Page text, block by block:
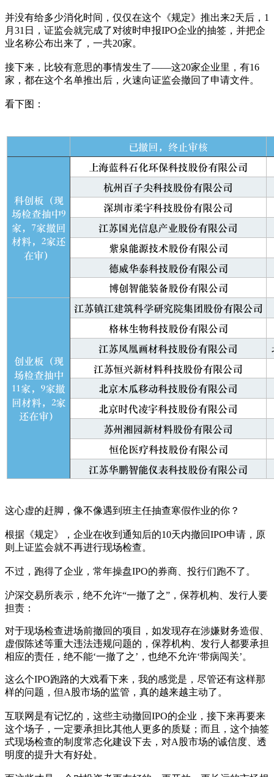
并没有给多少消化时间，仅仅在这个《规定》推出来2天后，1
月31日，证监会就完成了对彼时申报IPO企业的抽签，并把企
业名称公布出来了，一共20家。
接下来，比较有意思的事情发生了——这20家企业里，有16
家，都在这个名单推出后，火速向证监会撤回了申请文件。
看下图：
这心虚的赶脚，像不像遇到班主任抽查寒假作业的你？
根据《规定》，企业在收到通知后的10天内撤回IPO申请，原
则上证监会就不再进行现场检查。
不过，跑得了企业，常年操盘IPO的券商、投行们跑不了。
沪深交易所表示，绝不允许“一撤了之”，保荐机构、发行人要
担责：
对于现场检查进场前撤回的项目，如发现存在涉嫌财务造假、
虚假陈述等重大违法违规问题的，保荐机构、发行人都要承担
相应的责任，绝不能‘一撤了之’，也绝不允许‘带病闯关’。
这么个IPO跑路的大戏看下来，我的感觉是，尽管还有这样那
样的问题，但A股市场的监管，真的越来越主动了。
互联网是有记忆的，这些主动撤回IPO的企业，接下来再要来
这个场子，一定要承担比其他人更多的质疑；而且，这个抽签
式现场检查的制度常态化建设下去，对A股市场的诚信度、透
明度的提升大有好处。